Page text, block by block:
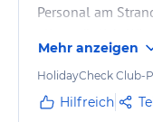
Personal am
glücklich.
Mehr anzeigen
HolidayCheck Club-
Hilfreich